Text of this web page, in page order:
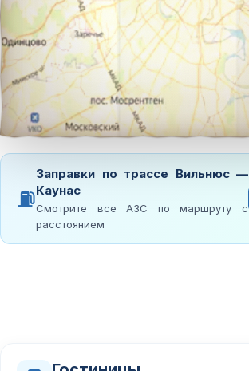
⛽
Заправки по трассе Вильнюс —
Каунас
Смотрите все АЗС по маршруту с
расстоянием